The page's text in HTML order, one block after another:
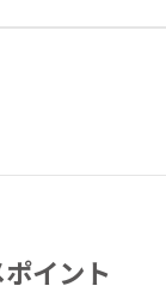
イント